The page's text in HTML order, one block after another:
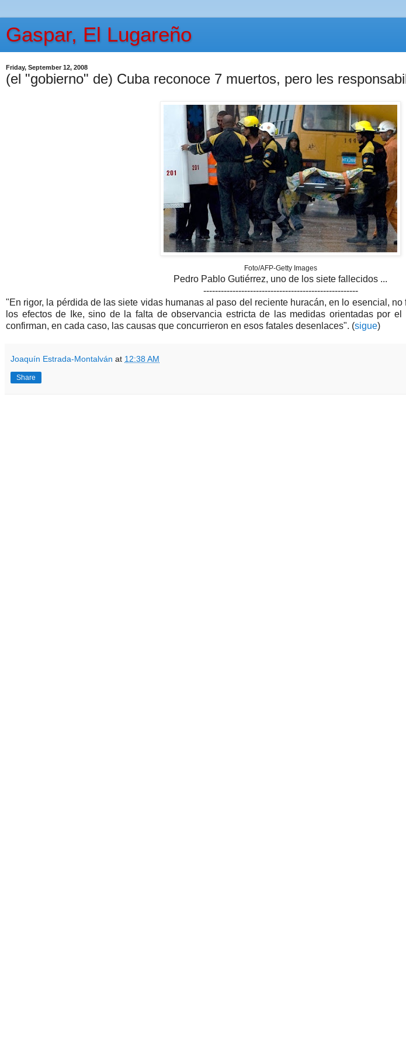
Gaspar, El Lugareño
Friday, September 12, 2008
(el "gobierno" de) Cuba reconoce 7 muertos, pero les
Foto/AFP-Getty Images
Pedro Pablo Gutiérrez, uno de los siete fallecidos ...
-----------------------------------------------------
"En rigor, la pérdida de las siete vidas humanas al paso del reciente huracán, en lo esencial,
los efectos de Ike, sino de la falta de observancia estricta de las medidas orientadas por
confirman, en cada caso, las causas que concurrieron en esos fatales desenlaces". (sigue)
Joaquín Estrada-Montalván at 12:38 AM
Share